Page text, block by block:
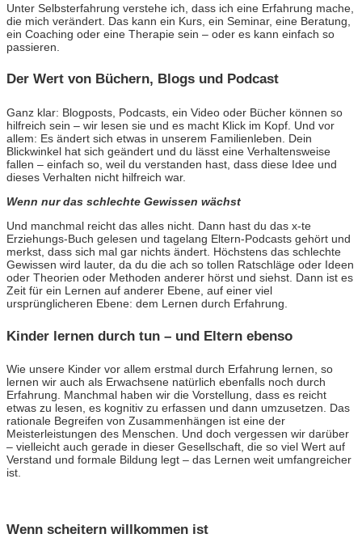
Unter Selbsterfahrung verstehe ich, dass ich eine Erfahrung mache,
die mich verändert. Das kann ein Kurs, ein Seminar, eine Beratung,
ein Coaching oder eine Therapie sein – oder es kann einfach so
passieren.
Der Wert von Büchern, Blogs und Podcast
Ganz klar: Blogposts, Podcasts, ein Video oder Bücher können so
hilfreich sein – wir lesen sie und es macht Klick im Kopf. Und vor
allem: Es ändert sich etwas in unserem Familienleben. Dein
Blickwinkel hat sich geändert und du lässt eine Verhaltensweise
fallen – einfach so, weil du verstanden hast, dass diese Idee und
dieses Verhalten nicht hilfreich war.
Wenn nur das schlechte Gewissen wächst
Und manchmal reicht das alles nicht. Dann hast du das x-te
Erziehungs-Buch gelesen und tagelang Eltern-Podcasts gehört und
merkst, dass sich mal gar nichts ändert. Höchstens das schlechte
Gewissen wird lauter, da du die ach so tollen Ratschläge oder Ideen
oder Theorien oder Methoden anderer hörst und siehst. Dann ist es
Zeit für ein Lernen auf anderer Ebene, auf einer viel
ursprünglicheren Ebene: dem Lernen durch Erfahrung.
Kinder lernen durch tun – und Eltern ebenso
Wie unsere Kinder vor allem erstmal durch Erfahrung lernen, so
lernen wir auch als Erwachsene natürlich ebenfalls noch durch
Erfahrung. Manchmal haben wir die Vorstellung, dass es reicht
etwas zu lesen, es kognitiv zu erfassen und dann umzusetzen. Das
rationale Begreifen von Zusammenhängen ist eine der
Meisterleistungen des Menschen. Und doch vergessen wir darüber
– vielleicht auch gerade in dieser Gesellschaft, die so viel Wert auf
Verstand und formale Bildung legt – das Lernen weit umfangreicher
ist.
Wenn scheitern willkommen ist